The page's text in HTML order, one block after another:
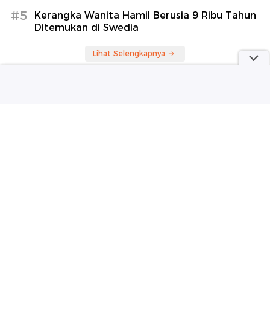
#5
Kerangka Wanita Hamil Berusia 9 Ribu Tahun
Ditemukan di Swedia
Lihat Selengkapnya